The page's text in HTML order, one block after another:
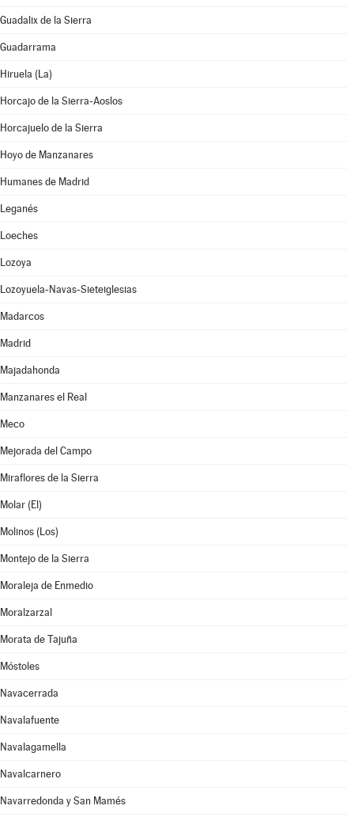
Guadalix de la Sierra
Guadarrama
Hiruela (La)
Horcajo de la Sierra-Aoslos
Horcajuelo de la Sierra
Hoyo de Manzanares
Humanes de Madrid
Leganés
Loeches
Lozoya
Lozoyuela-Navas-Sieteiglesias
Madarcos
Madrid
Majadahonda
Manzanares el Real
Meco
Mejorada del Campo
Miraflores de la Sierra
Molar (El)
Molinos (Los)
Montejo de la Sierra
Moraleja de Enmedio
Moralzarzal
Morata de Tajuña
Móstoles
Navacerrada
Navalafuente
Navalagamella
Navalcarnero
Navarredonda y San Mamés